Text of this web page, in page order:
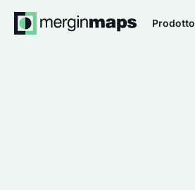
Prodotto